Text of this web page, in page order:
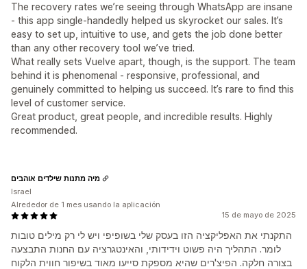
The recovery rates we’re seeing through WhatsApp are insane
- this app single-handedly helped us skyrocket our sales. It’s
easy to set up, intuitive to use, and gets the job done better
than any other recovery tool we’ve tried.
What really sets Vuelve apart, though, is the support. The team
behind it is phenomenal - responsive, professional, and
genuinely committed to helping us succeed. It’s rare to find this
level of customer service.
Great product, great people, and incredible results. Highly
recommended.
15 de mayo de 2025
התקנתי את האפליקציה הזו בעסק שלי בשופיפי ויש לי רק מילים טובות
לומר. התהליך היה פשוט וידידותי, והאינטגרציה עם החנות התבצעה
בצורה חלקה. הפיצ'רים שהיא מספקת סייעו מאוד בשיפור חווית הלקוח
מיה מתנות שילדים אוהבים
Israel
Alrededor de 1 mes usando la aplicación